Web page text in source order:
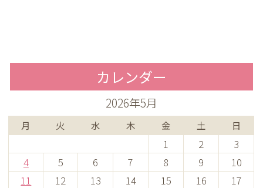
カレンダー
2026年5月
月 火 水 木 金 土 日
1 2
3
4
5 6 7 8 9
10
11
12 13 14 15 16
17